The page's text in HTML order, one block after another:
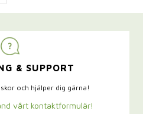
& SUPPORT
och hjälper dig gärna!
vårt kontaktformulär!